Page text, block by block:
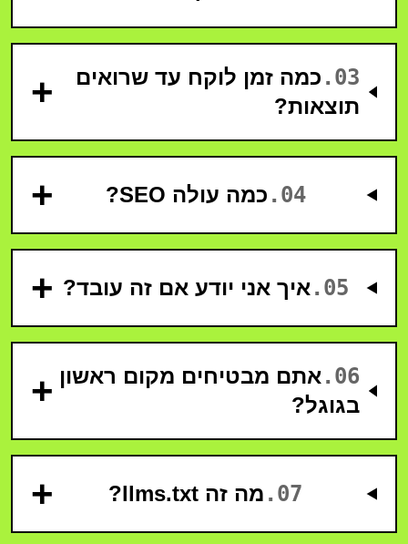
03
. כמה זמן לוקח עד שרואים
תוצאות?
+
04
. כמה עולה SEO? +
05
.איך אני יודע אם זה עובד? +
06
.אתם מבטיחים מקום ראשון
בגוגל?
+
07
. מה זה llms.txt? +